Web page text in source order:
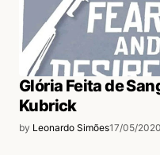
Glória Feita de
Kubrick
by Leonardo Simões17/05/2020